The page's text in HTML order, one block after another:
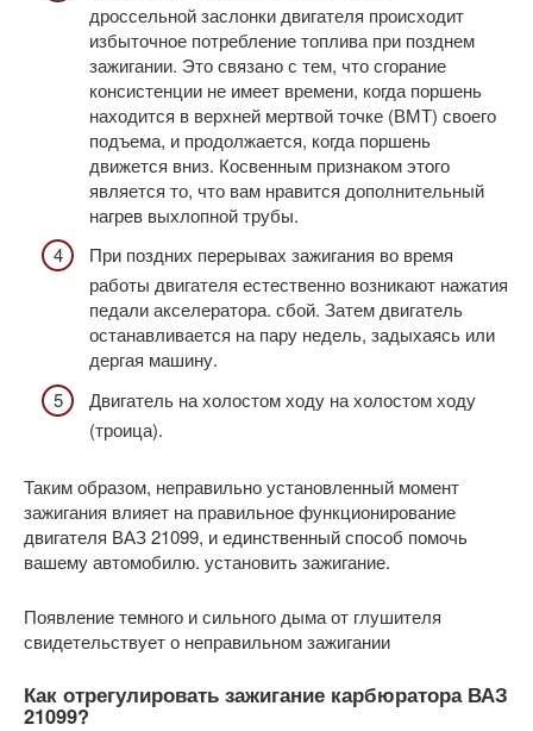
дроссельной заслонки двигателя происходит
избыточное потребление топлива при позднем
зажигании. Это связано с тем, что сгорание
консистенции не имеет времени, когда поршень
находится в верхней мертвой точке (ВМТ) своего
подъема, и продолжается, когда поршень
движется вниз. Косвенным признаком этого
является то, что вам нравится дополнительный
нагрев выхлопной трубы.
При поздних перерывах зажигания во время
работы двигателя естественно возникают нажатия
педали акселератора. сбой. Затем двигатель
останавливается на пару недель, задыхаясь или
дергая машину.
Двигатель на холостом ходу на холостом ходу
(троица).
Таким образом, неправильно установленный момент
зажигания влияет на правильное функционирование
двигателя ВАЗ 21099, и единственный способ помочь
вашему автомобилю. установить зажигание.
Появление темного и сильного дыма от глушителя
свидетельствует о неправильном зажигании
Как отрегулировать зажигание карбюратора ВАЗ
21099?